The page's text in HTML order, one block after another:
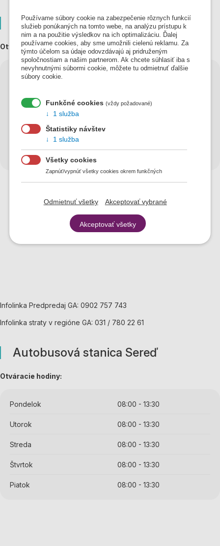
Autobusová stanica Galanta
Otváracie hodiny:
Pondelok
Štvrtok
Piatok
Infolinka Predpredaj GA: 0902 757 743
Infolinka straty v regióne GA: 031 / 780 22 61
Autobusová stanica Sereď
Otváracie hodiny:
Pondelok 08:00 - 13:30
Utorok 08:00 - 13:30
Streda 08:00 - 13:30
Štvrtok 08:00 - 13:30
Piatok 08:00 - 13:30
Používame súbory cookie na zabezpečenie rôznych funkcií
služieb ponúkaných na tomto webe, na analýzu prístupu k
nim a na použitie výsledkov na ich optimalizáciu. Ďalej
používame cookies, aby sme umožnili cielenú reklamu. Za
týmto účelom sa údaje odovzdávajú aj pridruženým
spoločnostiam a našim partnerom. Ak chcete súhlasiť iba s
nevyhnutnými súbormi cookie, môžete tu odmietnuť ďalšie
súbory cookie.
Funkčné cookies (vždy požadované)
1 služba
Štatistiky návštev
1 služba
Všetky cookies
Zapnúť/vypnúť všetky cookies okrem funkčných
Odmietnuť všetky Akceptovať vybrané
Akceptovať všetky